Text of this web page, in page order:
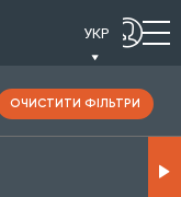
УКР
ОЧИСТИТИ ФІЛЬТРИ